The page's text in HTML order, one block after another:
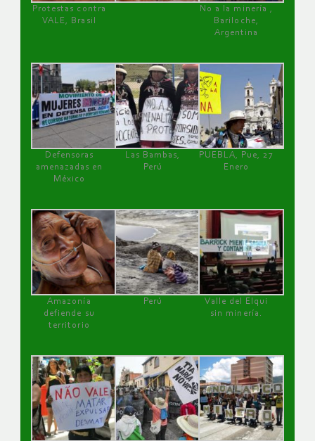
Protestas contra
VALE, Brasil
No a la minería ,
Bariloche,
Argentina
Defensoras
amenazadas en
México
Las Bambas,
Perú
PUEBLA, Pue, 27
Enero
Amazonía
defiende su
territorio
Perú
Valle del Elqui
sin minería.